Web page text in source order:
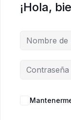
¡Hola,